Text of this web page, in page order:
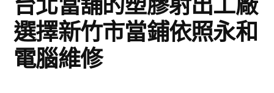
選擇新竹市當鋪依照永和
電腦維修